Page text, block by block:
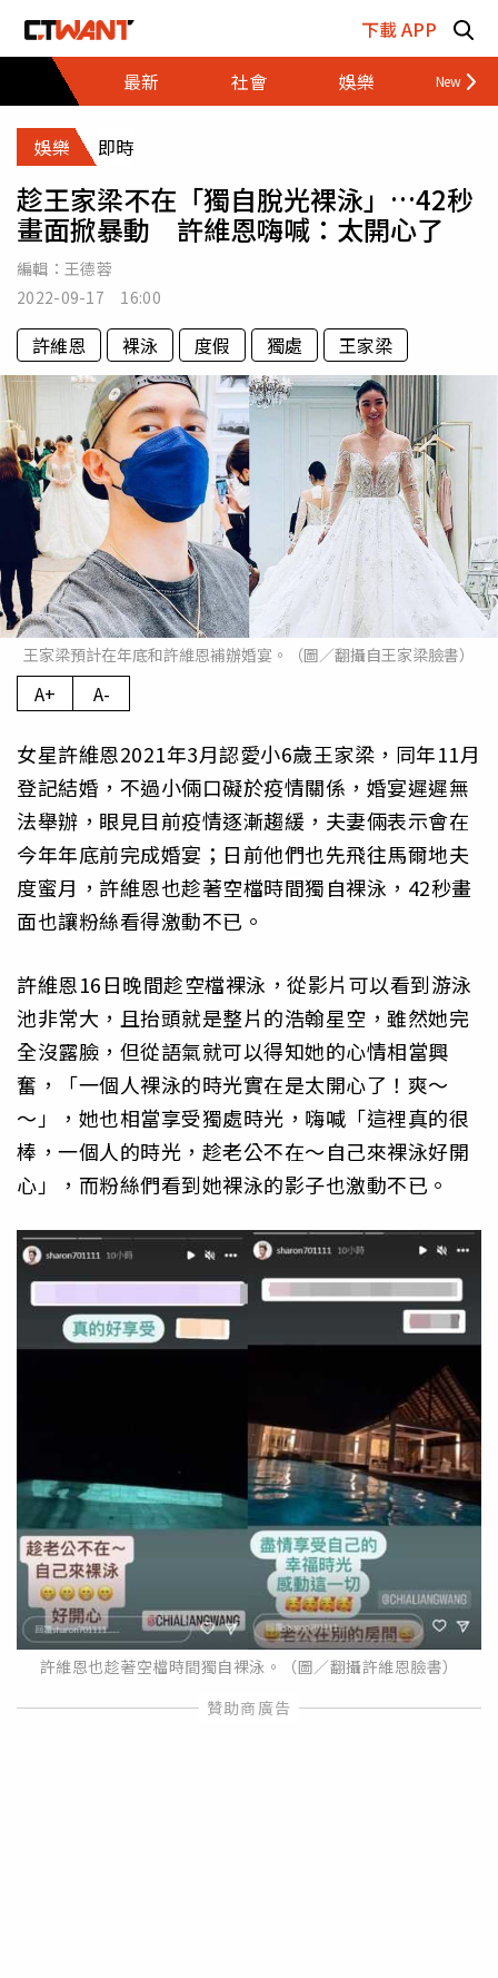
下載 APP
最新
社會 娛樂 財經
娛樂 即時
趁王家梁不在「獨自脫光裸泳」…42秒
畫面掀暴動 許維恩嗨喊：太開心了
編輯： 王德蓉
2022-09-17 16:00
許維恩 裸泳 度假 獨處 王家梁
王家梁預計在年底和許維恩補辦婚宴。（圖／翻攝自王家梁臉書）
A+ A-
女星許維恩2021年3月認愛小6歲王家梁，同年11月
登記結婚，不過小倆口礙於疫情關係，婚宴遲遲無
法舉辦，眼見目前疫情逐漸趨緩，夫妻倆表示會在
今年年底前完成婚宴；日前他們也先飛往馬爾地夫
度蜜月，許維恩也趁著空檔時間獨自裸泳，42秒畫
面也讓粉絲看得激動不已。
許維恩16日晚間趁空檔裸泳，從影片可以看到游泳
池非常大，且抬頭就是整片的浩翰星空，雖然她完
全沒露臉，但從語氣就可以得知她的心情相當興
奮，「一個人裸泳的時光實在是太開心了！爽～
～」，她也相當享受獨處時光，嗨喊「這裡真的很
棒，一個人的時光，趁老公不在～自己來裸泳好開
心」，而粉絲們看到她裸泳的影子也激動不已。
許維恩也趁著空檔時間獨自裸泳。（圖／翻攝許維恩臉書）